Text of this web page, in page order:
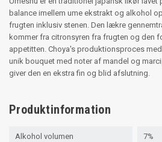
balance imellem ume ekstrakt og alkohol
frugten inklusiv stenen. Den lækre
kommer fra citronsyren fra frugten og den
appetitten. Choya's produktionsproces
unik bouquet med noter af mandel og
giver den en ekstra fin og blid afslutning.
Produktinformation
Alkohol volumen 7%